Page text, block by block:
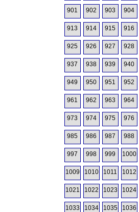
901 902 903 904
913 914 915 916
925 926 927 928
937 938 939 940
949 950 951 952
961 962 963 964
973 974 975 976
985 986 987 988
997 998 999 1000
1009 1010 1011 1012
1021 1022 1023 1024
1033 1034 1035 1036